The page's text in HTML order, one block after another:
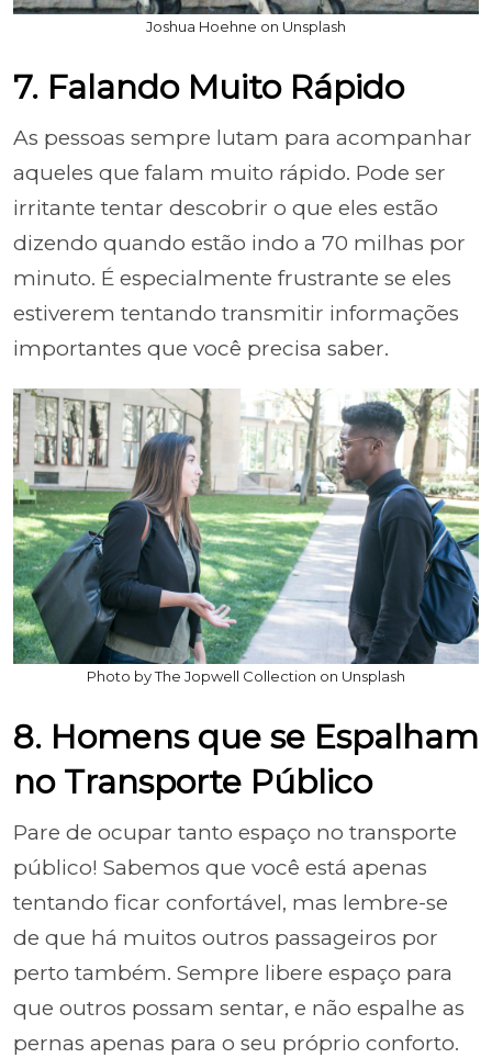
Joshua Hoehne on Unsplash
7. Falando Muito Rápido
As pessoas sempre lutam para acompanhar
aqueles que falam muito rápido. Pode ser
irritante tentar descobrir o que eles estão
dizendo quando estão indo a 70 milhas por
minuto. É especialmente frustrante se eles
estiverem tentando transmitir informações
importantes que você precisa saber.
Photo by The Jopwell Collection on Unsplash
8. Homens que se Espalham
no Transporte Público
Pare de ocupar tanto espaço no transporte
público! Sabemos que você está apenas
tentando ficar confortável, mas lembre-se
de que há muitos outros passageiros por
perto também. Sempre libere espaço para
que outros possam sentar, e não espalhe as
pernas apenas para o seu próprio conforto.